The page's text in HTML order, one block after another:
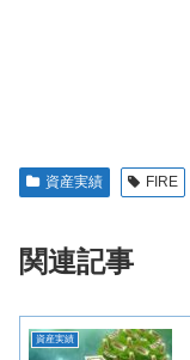
資産実績 FIRE
関連記事
資産実績